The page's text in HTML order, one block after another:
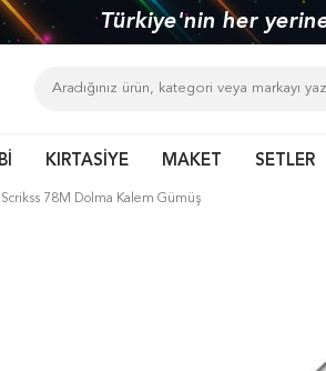
Türkiye'nin her
KIRTASİYE MAKET SETLER
Scrikss 78M Dolma Kalem Gümüş